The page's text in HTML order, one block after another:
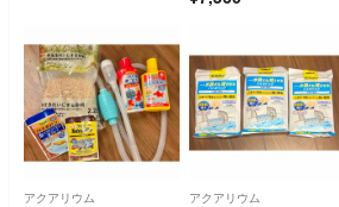
アクアリウム アクアリウム